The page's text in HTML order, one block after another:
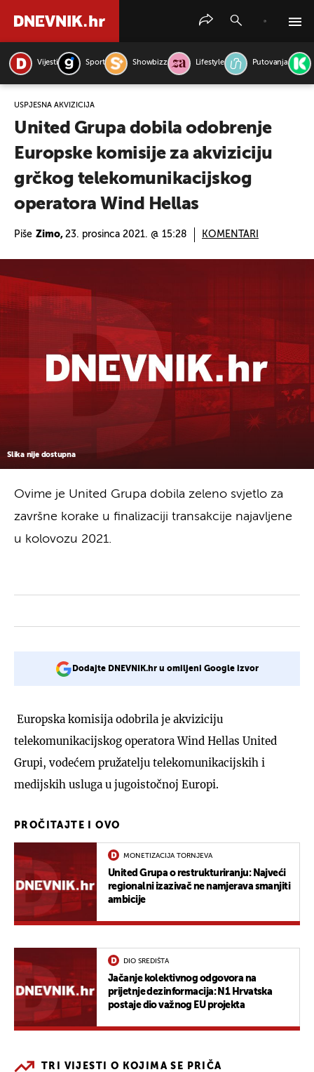
Vijesti Sport Showbizz Lifestyle Putovanja
USPJEŠNA AKVIZICIJA
United Grupa dobila odobrenje
Europske komisije za akviziciju
grčkog telekomunikacijskog
operatora Wind Hellas
Piše Zimo, 23. prosinca 2021. @ 15:28 KOMENTARI
Slika nije dostupna
Ovime je United Grupa dobila zeleno svjetlo za
završne korake u finalizaciji transakcije najavljene
u kolovozu 2021.
Dodajte DNEVNIK.hr u omiljeni Google izvor
Europska komisija odobrila je akviziciju
telekomunikacijskog operatora Wind Hellas United
Grupi, vodećem pružatelju telekomunikacijskih i
medijskih usluga u jugoistočnoj Europi.
PROČITAJTE I OVO
MONETIZACIJA TORNJEVA
United Grupa o restrukturiranju: Najveći
regionalni izazivač ne namjerava smanjiti
ambicije
DIO SREDIŠTA
Jačanje kolektivnog odgovora na
prijetnje dezinformacija: N1 Hrvatska
postaje dio važnog EU projekta
TRI VIJESTI O KOJIMA SE PRIČA
PRETRAŽITE VIJESTI